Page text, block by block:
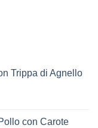
Trippa di Agnello
con Carote